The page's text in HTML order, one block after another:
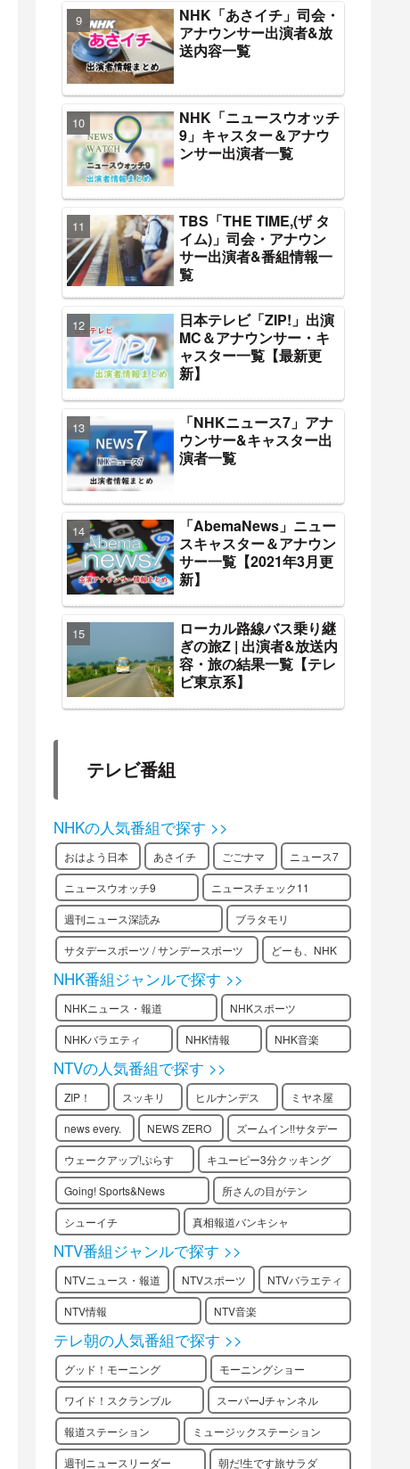
NHK「あさイチ」司会・
アナウンサー出演者&放
送内容一覧
NHK「ニュースウオッチ
9」キャスター＆アナウ
ンサー出演者一覧
TBS「THE TIME,(ザ タ
イム)」司会・アナウン
サー出演者&番組情報一
覧
日本テレビ「ZIP!」出演
MC＆アナウンサー・キ
ャスター一覧【最新更
新】
「NHKニュース7」アナ
ウンサー&キャスター出
演者一覧
「AbemaNews」ニュー
スキャスター＆アナウン
サー一覧【2021年3月更
新】
ローカル路線バス乗り継
ぎの旅Z | 出演者&放送内
容・旅の結果一覧【テレ
ビ東京系】
テレビ番組
NHKの人気番組で探す >>
おはよう日本 あさイチ ごごナマ ニュース7
ニュースウオッチ9 ニュースチェック11
週刊ニュース深読み ブラタモリ
サタデースポーツ / サンデースポーツ どーも、NHK
NHK番組ジャンルで探す >>
NHKニュース・報道 NHKスポーツ
NHKバラエティ NHK情報 NHK音楽
NTVの人気番組で探す >>
ZIP！ スッキリ ヒルナンデス ミヤネ屋
news every. NEWS ZERO ズームイン!!サタデー
ウェークアップ!ぷらす キユーピー3分クッキング
Going! Sports&News 所さんの目がテン
シューイチ 真相報道バンキシャ
NTV番組ジャンルで探す >>
NTVニュース・報道 NTVスポーツ NTVバラエティ
NTV情報 NTV音楽
テレ朝の人気番組で探す >>
グッド！モーニング モーニングショー
ワイド！スクランブル スーパーJチャンネル
報道ステーション ミュージックステーション
週刊ニュースリーダー 朝だ!生です旅サラダ